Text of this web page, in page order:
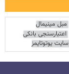
مبل مینیمال
اعتبارسنجی بانکی
سایت یوتوتایمز